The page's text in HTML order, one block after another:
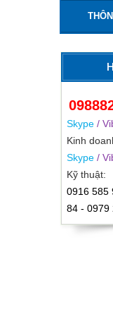
Skype /
Kinh
Skype /
Kỹ thuật:
0916 585
84 - 0979